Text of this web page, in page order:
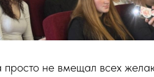
просто не вмещал всех